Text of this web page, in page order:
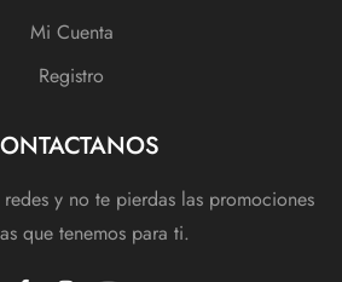
Mi Cuenta
Registro
redes y no te pierdas las promociones
que tenemos para ti.